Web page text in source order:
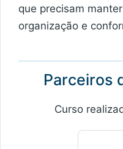
que precisam
organização e
Parceiros
Curso